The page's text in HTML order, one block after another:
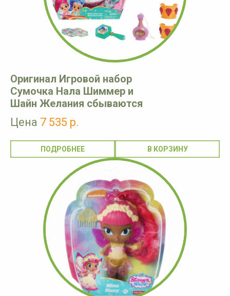
Оригинал Игровой набор
Сумочка Нала Шиммер и
Шайн Желания сбываются
Цена 7 535 р.
ПОДРОБНЕЕ